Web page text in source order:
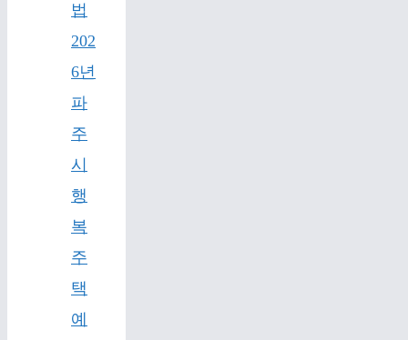
법
202
6년
파
주
시
행
복
주
택
예